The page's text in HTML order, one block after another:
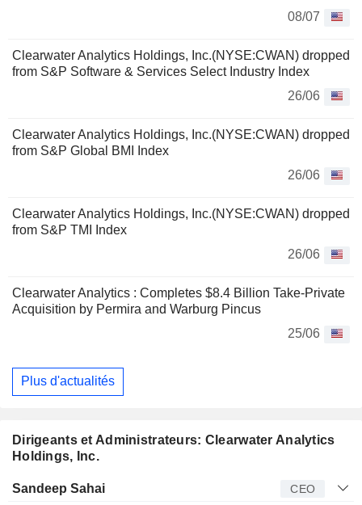
08/07
Clearwater Analytics Holdings, Inc.(NYSE:CWAN) dropped
from S&P Software & Services Select Industry Index
26/06
Clearwater Analytics Holdings, Inc.(NYSE:CWAN) dropped
from S&P Global BMI Index
26/06
Clearwater Analytics Holdings, Inc.(NYSE:CWAN) dropped
from S&P TMI Index
26/06
Clearwater Analytics : Completes $8.4 Billion Take-Private
Acquisition by Permira and Warburg Pincus
25/06
Plus d'actualités
Dirigeants et Administrateurs: Clearwater Analytics
Holdings, Inc.
Dirigeant Titre
Sandeep Sahai CEO